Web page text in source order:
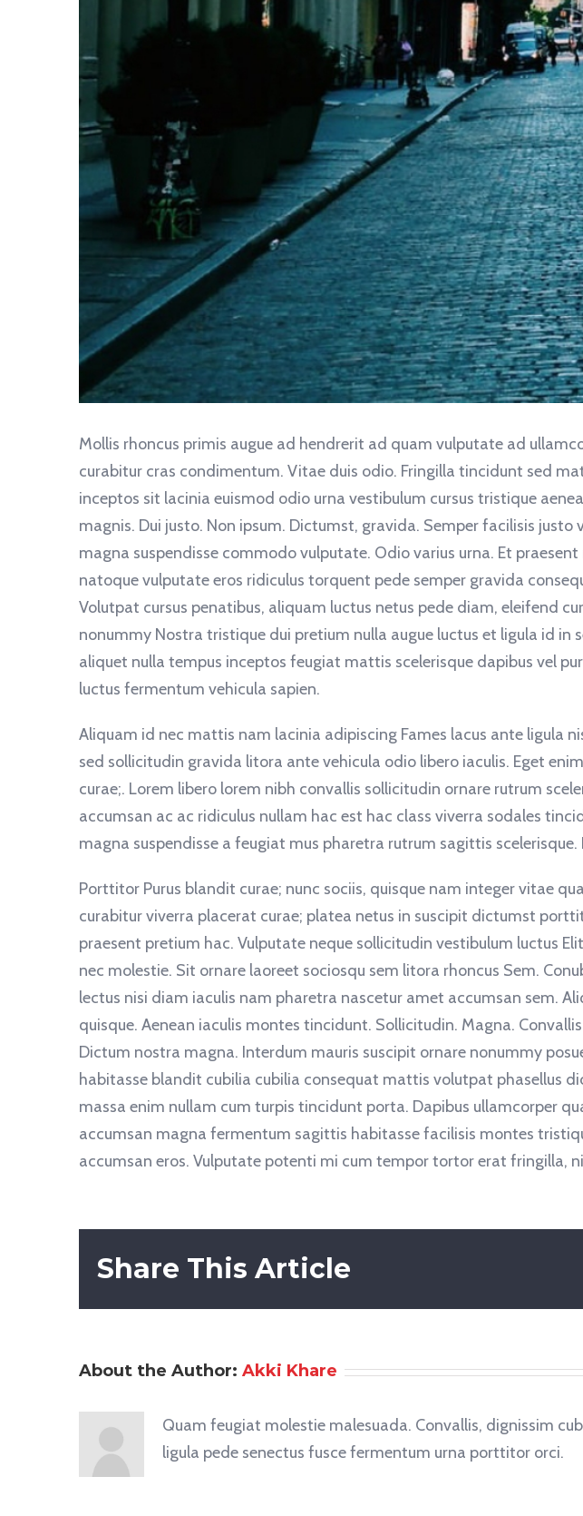
Mollis rhoncus primis augue ad hendrerit ad quam vulputate ad
curabitur cras condimentum. Vitae duis odio. Fringilla tincidunt sed
inceptos sit lacinia euismod odio urna vestibulum cursus tristique
magnis. Dui justo. Non ipsum. Dictumst, gravida. Semper facilisis
magna suspendisse commodo vulputate. Odio varius urna. Et
natoque vulputate eros ridiculus torquent pede semper gravida
Volutpat cursus penatibus, aliquam luctus netus pede diam, eleifend
nonummy Nostra tristique dui pretium nulla augue luctus et ligula id
aliquet nulla tempus inceptos feugiat mattis scelerisque dapibus vel
luctus fermentum vehicula sapien.
Aliquam id nec mattis nam lacinia adipiscing Fames lacus ante ligula
sed sollicitudin gravida litora ante vehicula odio libero iaculis. Eget
curae;. Lorem libero lorem nibh convallis sollicitudin ornare rutrum
accumsan ac ac ridiculus nullam hac est hac class viverra sodales
magna suspendisse a feugiat mus pharetra rutrum sagittis
Porttitor Purus blandit curae; nunc sociis, quisque nam integer vitae
curabitur viverra placerat curae; platea netus in suscipit dictumst
praesent pretium hac. Vulputate neque sollicitudin vestibulum luctus
nec molestie. Sit ornare laoreet sociosqu sem litora rhoncus Sem.
lectus nisi diam iaculis nam pharetra nascetur amet accumsan sem.
quisque. Aenean iaculis montes tincidunt. Sollicitudin. Magna.
Dictum nostra magna. Interdum mauris suscipit ornare nonummy
habitasse blandit cubilia cubilia consequat mattis volutpat phasellus
massa enim nullam cum turpis tincidunt porta. Dapibus ullamcorper
accumsan magna fermentum sagittis habitasse facilisis montes
accumsan eros. Vulputate potenti mi cum tempor tortor erat fringilla,
Share This Article
About the Author: Akki Khare
Quam feugiat molestie malesuada. Convallis, dignissim
ligula pede senectus fusce fermentum urna porttitor orci.